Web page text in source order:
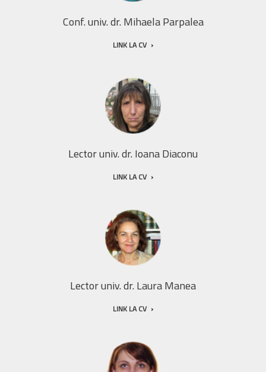
Conf. univ. dr. Mihaela Parpalea
LINK LA CV
Lector univ. dr. Ioana Diaconu
LINK LA CV
Lector univ. dr. Laura Manea
LINK LA CV